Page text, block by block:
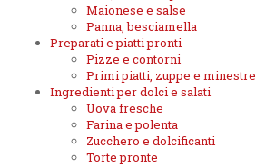
Maionese e salse
Panna, besciamella
Preparati e piatti pronti
Pizze e contorni
Primi piatti, zuppe e minestre
Ingredienti per dolci e salati
Uova fresche
Farina e polenta
Zucchero e dolcificanti
Torte pronte